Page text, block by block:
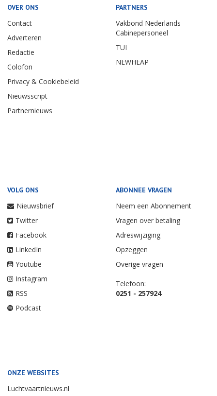
OVER ONS
Contact
Adverteren
Redactie
Colofon
Privacy & Cookiebeleid
Nieuwsscript
Partnernieuws
PARTNERS
Vakbond Nederlands
Cabinepersoneel
TUI
NEWHEAP
VOLG ONS
Nieuwsbrief
Twitter
Facebook
LinkedIn
Youtube
Instagram
RSS
Podcast
ABONNEE VRAGEN
Neem een Abonnement
Vragen over betaling
Adreswijziging
Opzeggen
Overige vragen
Telefoon:
0251 - 257924
ONZE WEBSITES
Luchtvaartnieuws.nl